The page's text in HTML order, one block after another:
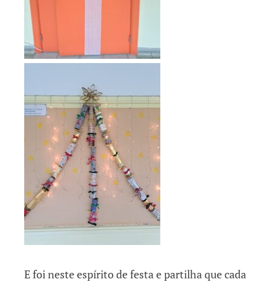
E foi neste espírito de festa e partilha que cada